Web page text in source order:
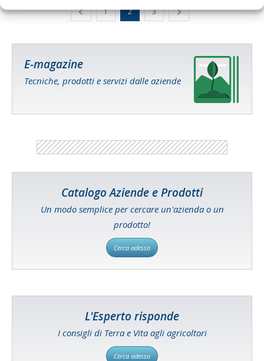
1 2 3
E-magazine
Tecniche, prodotti e servizi dalle aziende
Catalogo Aziende e Prodotti
Un modo semplice per cercare un'azienda o un
prodotto!
Cerca adesso
L'Esperto risponde
I consigli di Terra e Vita agli agricoltori
Cerca adesso